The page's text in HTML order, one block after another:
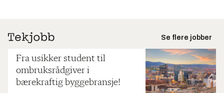
Se flere jobber
Fra usikker student til
ombruksrådgiver i
bærekraftig byggebransje!